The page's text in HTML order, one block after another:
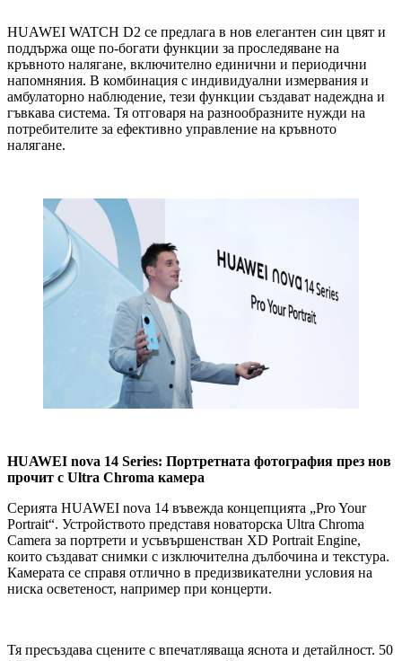
HUAWEI WATCH D2 се предлага в нов елегантен син цвят и
поддържа още по-богати функции за проследяване на
кръвното налягане, включително единични и периодични
напомняния. В комбинация с индивидуални измервания и
амбулаторно наблюдение, тези функции създават надеждна и
гъвкава система. Тя отговаря на разнообразните нужди на
потребителите за ефективно управление на кръвното
налягане.
HUAWEI nova 14 Series: Портретната фотография през нов
прочит с Ultra Chroma камера
Серията HUAWEI nova 14 въвежда концепцията „Pro Your
Portrait“. Устройството представя новаторска Ultra Chroma
Camera за портрети и усъвършенстван XD Portrait Engine,
които създават снимки с изключителна дълбочина и текстура.
Камерата се справя отлично в предизвикателни условия на
ниска осветеност, например при концерти.
Тя пресъздава сцените с впечатляваща яснота и детайлност. 50